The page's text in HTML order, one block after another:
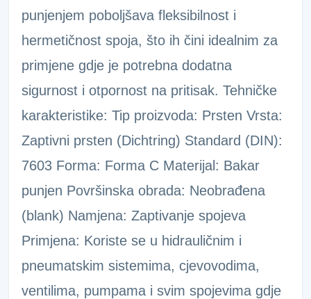
punjenjem poboljšava fleksibilnost i
hermetičnost spoja, što ih čini idealnim za
primjene gdje je potrebna dodatna
sigurnost i otpornost na pritisak. Tehničke
karakteristike: Tip proizvoda: Prsten Vrsta:
Zaptivni prsten (Dichtring) Standard (DIN):
7603 Forma: Forma C Materijal: Bakar
punjen Površinska obrada: Neobrađena
(blank) Namjena: Zaptivanje spojeva
Primjena: Koriste se u hidrauličnim i
pneumatskim sistemima, cjevovodima,
ventilima, pumpama i svim spojevima gdje